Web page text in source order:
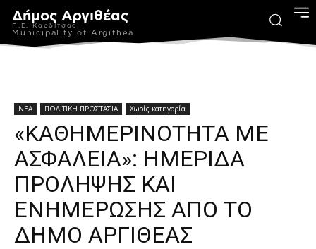
Δήμος Αργιθέας
Π.Ε. Καρδίτσας
Municipality of Argithea
ΝΕΑ ΠΟΛΙΤΙΚΗ ΠΡΟΣΤΑΣΙΑ Χωρίς κατηγορία
«ΚΑΘΗΜΕΡΙΝΟΤΗΤΑ ΜΕ
ΑΣΦΑΛΕΙΑ»: ΗΜΕΡΙΔΑ
ΠΡΟΛΗΨΗΣ ΚΑΙ
ΕΝΗΜΕΡΩΣΗΣ ΑΠΟ ΤΟ
ΔΗΜΟ ΑΡΓΙΘΕΑΣ